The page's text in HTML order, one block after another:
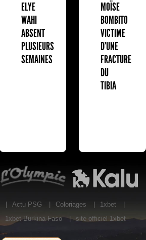
ELYE
WAHI
ABSENT
PLUSIEURS
SEMAINES
MOÏSE
BOMBITO
VICTIME
D'UNE
FRACTURE
DU
TIBIA
EA Sports
Actu PSG Coloriages 1xbet
1xbet Burkina Faso | site officiel 1xbet